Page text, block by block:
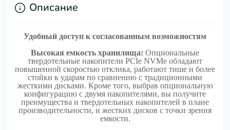
Описание
Удобный доступ к согласованным возможностям
Высокая емкость хранилища: Опциональные
твердотельные накопители PCIe NVMe обладают
повышенной скоростью отклика, работают тише и более
стойки к ударам по сравнению с традиционными
жесткими дисками. Кроме того, выбрав опциональную
конфигурацию с двумя накопителями, вы получите
преимущества и твердотельных накопителей в плане
производительности, и жестких дисков с точки зрения
емкости.